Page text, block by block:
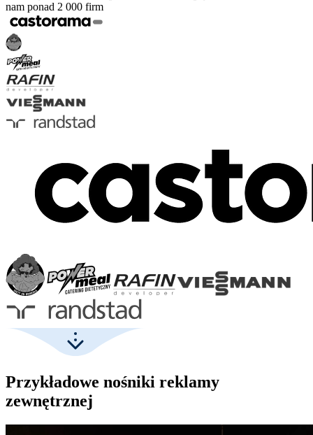
nam ponad 2 000 firm
Przykładowe nośniki reklamy
zewnętrznej